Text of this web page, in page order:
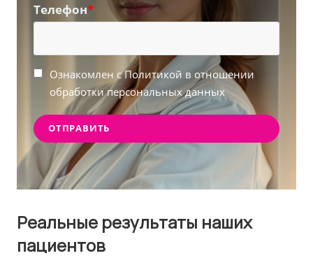
Телефон*
Ознакомлен с Политикой в отношении
обработки персональных данных
Реальные результаты наших
пациентов